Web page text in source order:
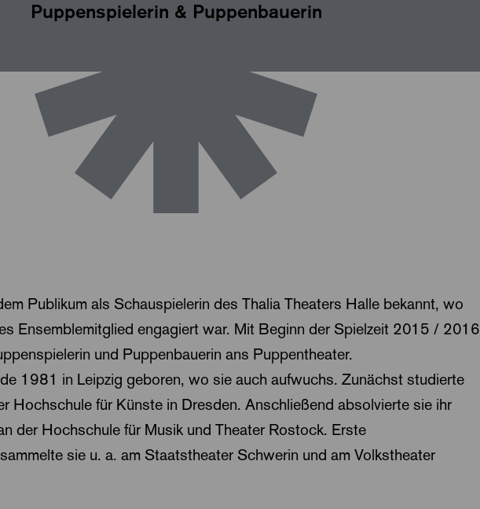
Puppenspielerin & Puppenbauerin
Publikum als Schauspielerin des Thalia Theaters Halle bekannt, wo
Ensemblemitglied engagiert war. Mit Beginn der Spielzeit 2015 / 2016
und Puppenbauerin ans Puppentheater.
1981 in Leipzig geboren, wo sie auch aufwuchs. Zunächst studierte
Hochschule für Künste in Dresden. Anschließend absolvierte sie ihr
der Hochschule für Musik und Theater Rostock. Erste
sie u. a. am Staatstheater Schwerin und am Volkstheater